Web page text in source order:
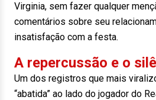
Virginia, sem fazer qualquer
comentários sobre seu
insatisfação com a festa.
A repercussão e o
Um dos registros que mais
“abatida” ao lado do jogador do